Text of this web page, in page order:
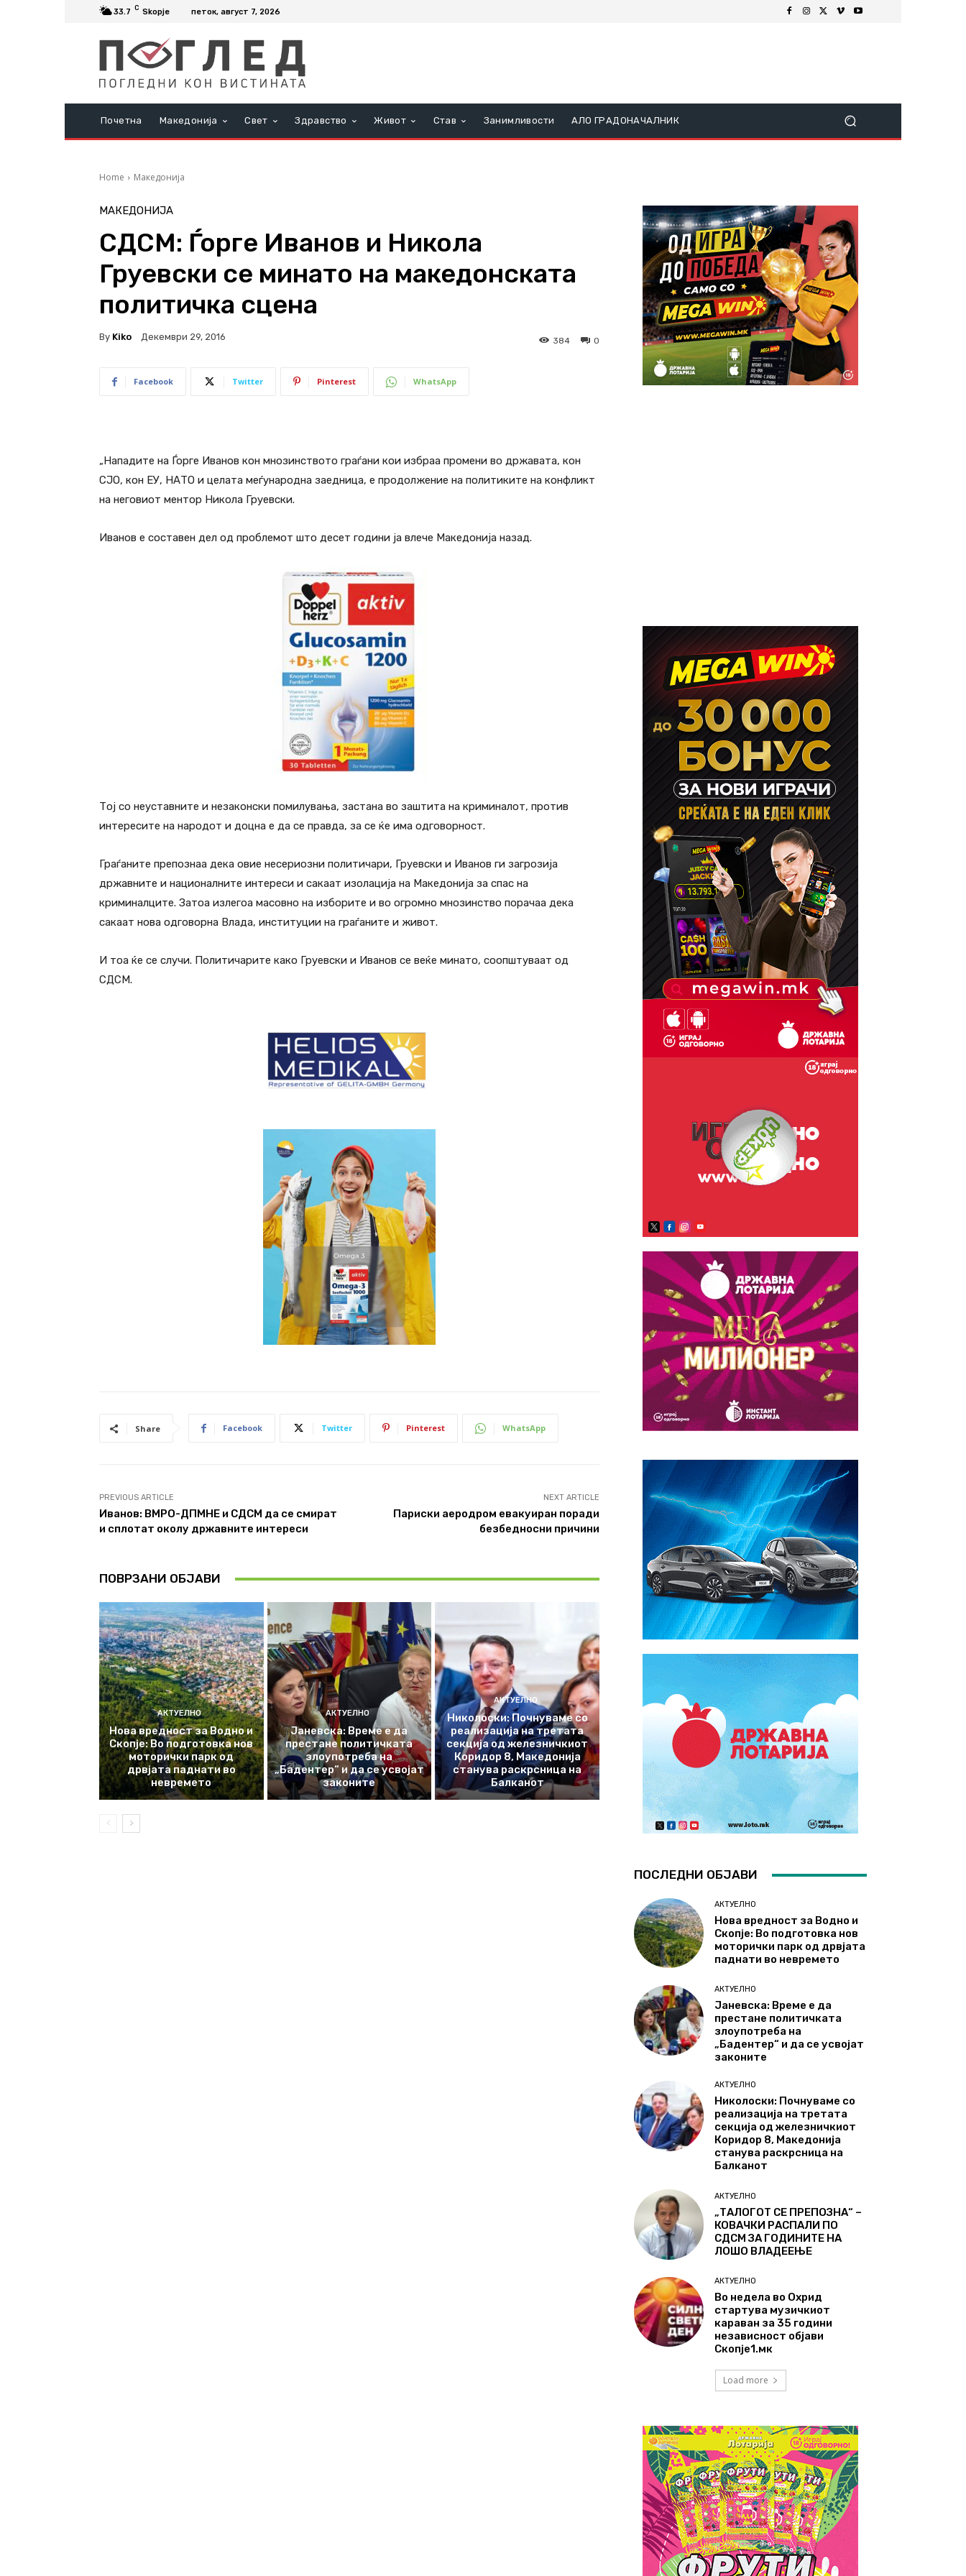
33.7 C Skopje петок, август 7, 2026
Почетна Македонија Свет Здравство Живот Став Занимливости АЛО ГРАДОНАЧАЛНИК
Home Македонија
МАКЕДОНИЈА
СДСМ: Ѓорге Иванов и Никола
Груевски се минато на македонската
политичка сцена
By Kiko Декември 29, 2016 0
384
Facebook Twitter Pinterest WhatsApp
„Нападите на Ѓорге Иванов кон мнозинството граѓани кои избраа промени во државата, кон
СЈО, кон ЕУ, НАТО и целата меѓународна заедница, е продолжение на политиките на конфликт
на неговиот ментор Никола Груевски.
Иванов е составен дел од проблемот што десет години ја влече Македонија назад.
Тој со неуставните и незаконски помилувања, застана во заштита на криминалот, против
интересите на народот и доцна е да се правда, за се ќе има одговорност.
Граѓаните препознаа дека овие несериозни политичари, Груевски и Иванов ги загрозија
државните и националните интереси и сакаат изолација на Македонија за спас на
криминалците. Затоа излегоа масовно на изборите и во огромно мнозинство порачаа дека
сакаат нова одговорна Влада, институции на граѓаните и живот.
И тоа ќе се случи. Политичарите како Груевски и Иванов се веќе минато, соопштуваат од
СДСМ.
Share Facebook Twitter Pinterest WhatsApp
PREVIOUS ARTICLE
Иванов: ВМРО-ДПМНЕ и СДСМ да се смират
и сплотат околу државните интереси
NEXT ARTICLE
Париски аеродром евакуиран поради
безбедносни причини
ПОВРЗАНИ ОБЈАВИ
АКТУЕЛНО
Нова вредност за Водно и
Скопје: Во подготовка нов
моторички парк од
дрвјата паднати во
невремето
АКТУЕЛНО
Јаневска: Време е да
престане политичката
злоупотреба на
„Бадентер“ и да се усвојат
законите
АКТУЕЛНО
Николоски: Почнуваме со
реализација на третата
секција од железничкиот
Коридор 8, Македонија
станува раскрсница на
Балканот
ПОСЛЕДНИ ОБЈАВИ
АКТУЕЛНО
Нова вредност за Водно и
Скопје: Во подготовка нов
моторички парк од дрвјата
паднати во невремето
АКТУЕЛНО
Јаневска: Време е да
престане политичката
злоупотреба на
„Бадентер“ и да се усвојат
законите
АКТУЕЛНО
Николоски: Почнуваме со
реализација на третата
секција од железничкиот
Коридор 8, Македонија
станува раскрсница на
Балканот
АКТУЕЛНО
„ТАЛОГОТ СЕ ПРЕПОЗНА“ –
КОВАЧКИ РАСПАЛИ ПО
СДСМ ЗА ГОДИНИТЕ НА
ЛОШО ВЛАДЕЕЊЕ
АКТУЕЛНО
Во недела во Охрид
стартува музичкиот
караван за 35 години
независност објави
Скопје1.мк
Load more